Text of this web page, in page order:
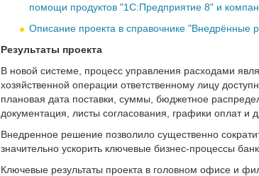
помощи продуктов "1С:Предприятие 8" и
Описание проекта в справочнике "Внедрённые
Результаты проекта
В новой системе, процесс управления расходами
хозяйственной операции ответственному лицу
плановая дата поставки, суммы, бюджетное
документация, листы согласования, графики оплат и
Внедренное решение позволило существенно
значительно ускорить ключевые бизнес-процессы
Ключевые результаты проекта в головном офисе и